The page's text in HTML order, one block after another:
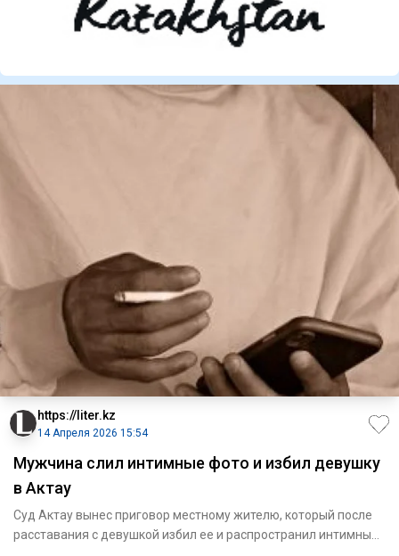
https://liter.kz
14 Апреля 2026 15:54
Мужчина слил интимные фото и избил девушку
в Актау
Суд Актау вынес приговор местному жителю, который после
расставания с девушкой избил ее и распространил интимные